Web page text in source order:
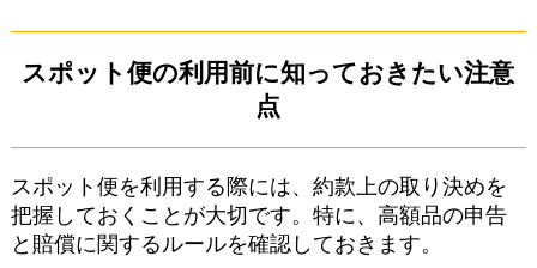
スポット便の利用前に知っておきたい注意
点
スポット便を利用する際には、約款上の取り決めを
把握しておくことが大切です。特に、高額品の申告
と賠償に関するルールを確認しておきます。